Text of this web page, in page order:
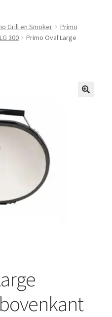
Grill en Smoker
Primo
300
Primo Oval Large